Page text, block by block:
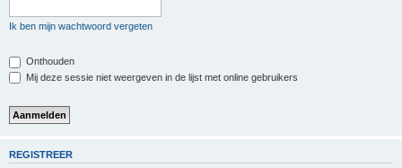
Ik ben mijn wachtwoord vergeten
Onthouden
Mij deze sessie niet weergeven in de lijst met online gebruikers
REGISTREER